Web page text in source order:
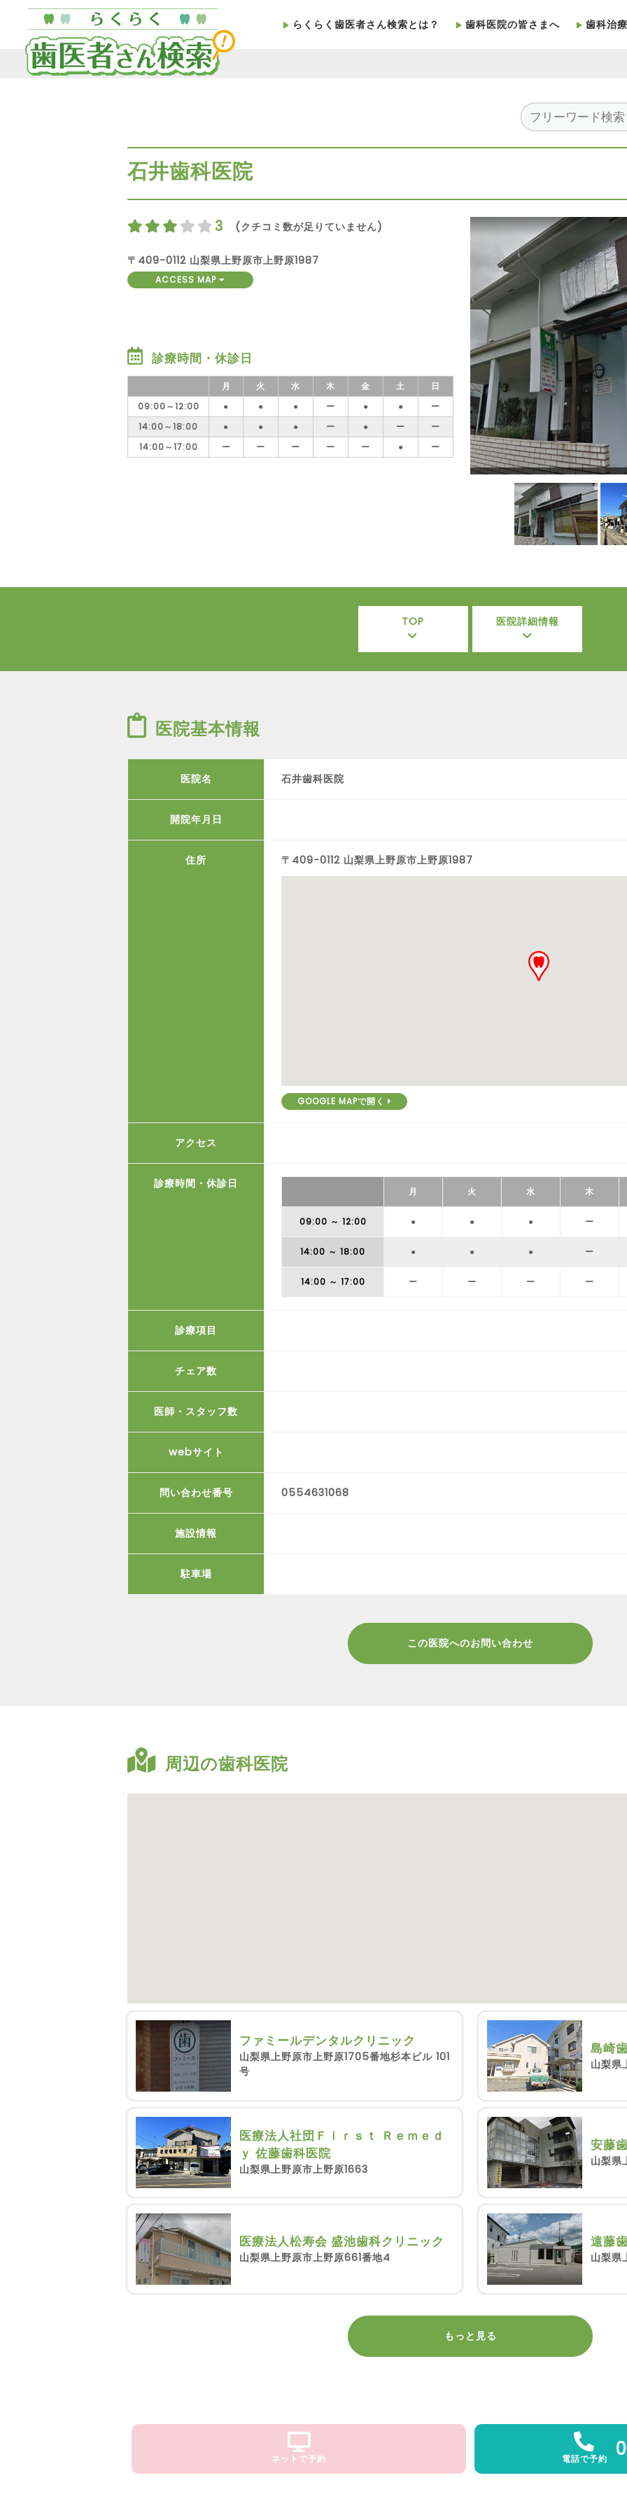
らくらく歯医者さん検索とは？ 歯科医院の皆さまへ 歯科治
石井歯科医院
3 (クチコミ数が足りていません)
〒409-0112 山梨県上野原市上野原1987
ACCESS MAP
診療時間・休診日
月 火 水 木 金 土
日
09:00～12:00
● ● ● ー ● ●
ー
14:00～18:00
● ● ● ー ● ー
ー
14:00～17:00
ー ー ー ー ー ● ー
TOP 医院詳細情報
医院基本情報
医院名 石井歯科医院
開院年月日
住所 〒409-0112 山梨県上野原市上野原1987
GOOGLE MAPで開く
アクセス
診療時間・休診日
月 火 水 木
09:00 ～ 12:00 ● ● ● ー
14:00 ～ 18:00 ● ● ● ー
14:00 ～ 17:00 ー ー ー ー
診療項目
チェア数
医師・スタッフ数
webサイト
問い合わせ番号 0554631068
施設情報
駐車場
この医院へのお問い合わせ
周辺の歯科医院
ファミールデンタルクリニック
山梨県上野原市上野原1705番地杉本ビル 101
号
医療法人社団Ｆｉｒｓｔ Ｒｅｍｅｄ
ｙ 佐藤歯科医院
山梨県上野原市上野原1663
医療法人松寿会 盛池歯科クリニック
山梨県上野原市上野原661番地4
島崎
山梨県
安藤
山梨県
遠藤
山梨県
もっと見る
ネットで予約 電話で予約